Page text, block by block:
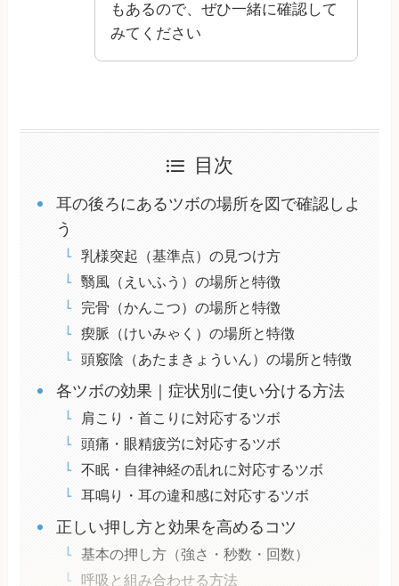
もあるので、ぜひ一緒に確認して
みてください
目次
耳の後ろにあるツボの場所を図で確認しよ
う
乳様突起（基準点）の見つけ方
翳風（えいふう）の場所と特徴
完骨（かんこつ）の場所と特徴
瘈脈（けいみゃく）の場所と特徴
頭竅陰（あたまきょういん）の場所と特徴
各ツボの効果｜症状別に使い分ける方法
肩こり・首こりに対応するツボ
頭痛・眼精疲労に対応するツボ
不眠・自律神経の乱れに対応するツボ
耳鳴り・耳の違和感に対応するツボ
正しい押し方と効果を高めるコツ
基本の押し方（強さ・秒数・回数）
呼吸と組み合わせる方法